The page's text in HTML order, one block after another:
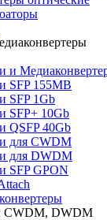
и
SFP 155MB
SFP 1Gb
SFP+ 10Gb
QSFP 40Gb
для CWDM
для DWDM
SFP GPON
CWDM, DWDM